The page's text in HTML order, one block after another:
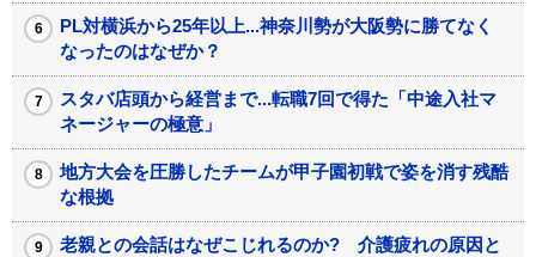
PL対横浜から25年以上...神奈川勢が大阪勢に勝てなく
なったのはなぜか？
スタバ店頭から経営まで...転職7回で得た「中途入社マ
ネージャーの極意」
地方大会を圧勝したチームが甲子園初戦で姿を消す残酷
な根拠
老親との会話はなぜこじれるのか? 介護疲れの原因と